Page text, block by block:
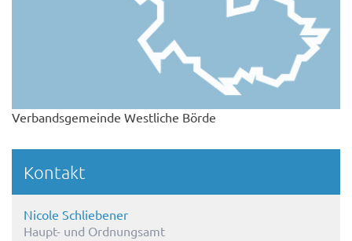
Verbandsgemeinde Westliche Börde
Kontakt
Nicole Schliebener
Haupt- und Ordnungsamt